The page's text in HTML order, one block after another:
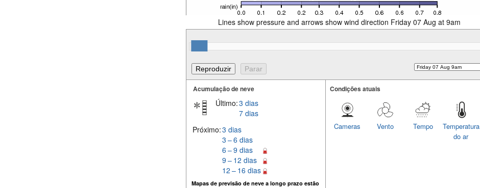
Lines show pressure and arrows show wind direction Friday 07 Aug at 9am
Acumulação de neve
Último:3 dias
7 dias
Próximo:3 dias
3 – 6 dias
6 – 9 dias
9 – 12 dias
12 – 16 dias
Mapas de previsão de neve a longo prazo estão
Condições atuais
Temperatura
do ar
Tempo
Vento
Cameras